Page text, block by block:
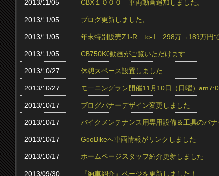
2013/11/05 CBX１０００ 車両動画追加しました。
2013/11/05 ブログ更新しました。
2013/11/05 年末特別販売Z1-R tc‐II 298万→189万円
2013/11/05 CB750K0動画がご覧いただけます
2013/10/27 休憩スペース設置しました
2013/10/27 モーニングラン開催11月10日（日曜）
2013/10/17 ブログバナーデザイン変更しました
2013/10/17 バイクメンテナンス用専用設備＆工具のバ
2013/10/17 GooBikeへ車両情報がリンクしました
2013/10/17 ホームページスタッフ紹介更新しました
2013/09/30 『納車紹介』ページを更新しました！